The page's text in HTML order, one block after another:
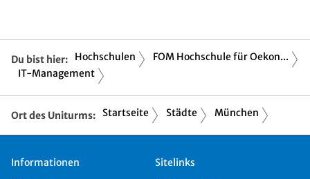
Du bist hier: Hochschulen
FOM Hochschule für Oekon...
IT-Management
Ort des Uniturms: Startseite Städte München
Informationen
Sitelinks